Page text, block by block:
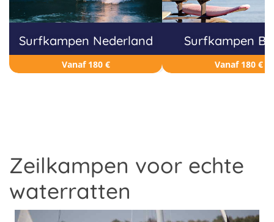
Surfkampen Nederland
Vanaf 180 €
Surfkampen
Vanaf 180 €
Zeilkampen voor echte
waterratten